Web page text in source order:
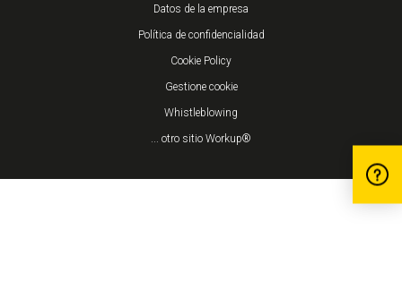
Datos de la empresa
Política de confidencialidad
Cookie Policy
Gestione cookie
Whistleblowing
... otro sitio Workup®